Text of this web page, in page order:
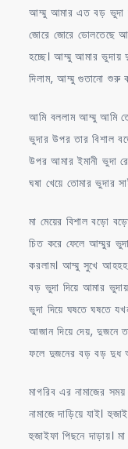
আম্মু আমার এত বড় ভুদা
জোরে জোরে ডোলতেছে
হচ্ছে। আম্মু আমার
দিলাম, আম্মু গুতানো শুরু
আমি বললাম আম্মু আমি
ভুদার উপর তার বিশাল
উপর আমার ইমানী ভুদা
ঘষা খেয়ে তোমার ভুদার
মা মেয়ের বিশাল বড়ো
চিত করে ফেলে আম্মুর
করলাম। আম্মু সুখে
বড় ভুদা দিয়ে আমার
ভুদা দিয়ে ঘষতে ঘষতে
আজান দিয়ে দেয়, দুজনে
ফলে দুজনের বড় বড় দুধ
মাগরিব এর নামাজের
নামাজে দাড়িয়ে যাই।
হুজাইফা পিছনে দাড়ায়।